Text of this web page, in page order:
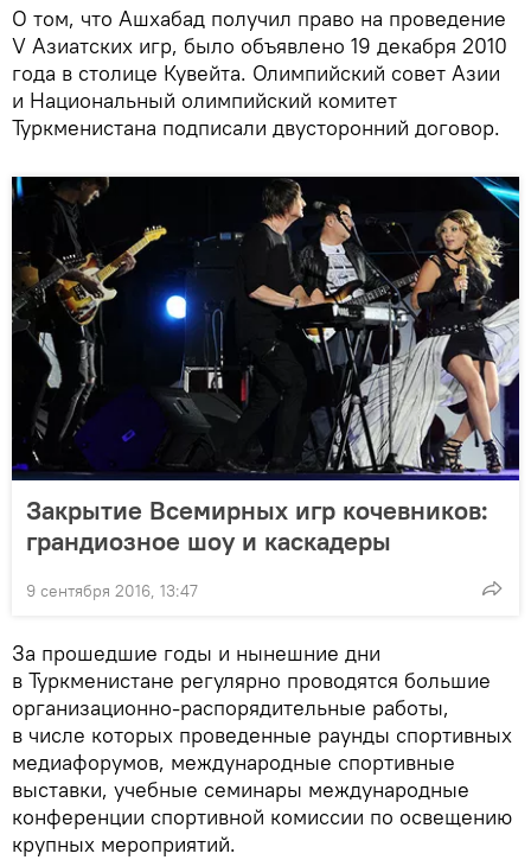
О том, что Ашхабад получил право на проведение
V Азиатских игр, было объявлено 19 декабря 2010
года в столице Кувейта. Олимпийский совет Азии
и Национальный олимпийский комитет
Туркменистана подписали двусторонний договор.
Закрытие Всемирных игр кочевников:
грандиозное шоу и каскадеры
9 сентября 2016, 13:47
За прошедшие годы и нынешние дни
в Туркменистане регулярно проводятся большие
организационно-распорядительные работы,
в числе которых проведенные раунды спортивных
медиафорумов, международные спортивные
выставки, учебные семинары международные
конференции спортивной комиссии по освещению
крупных мероприятий.